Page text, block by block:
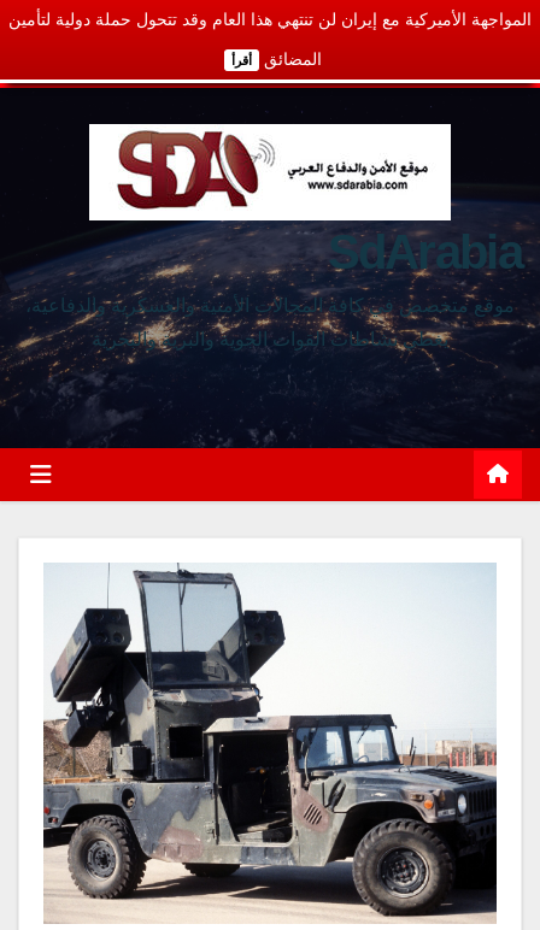
المواجهة الأميركية مع إيران لن تنتهي هذا العام وقد تتحول حملة دولية لتأمين
المضائق أقرأ
SdArabia
موقع متخصص في كافة المجالات الأمنية والعسكرية والدفاعية،
يغطي نشاطات القوات الجوية والبرية والبحرية